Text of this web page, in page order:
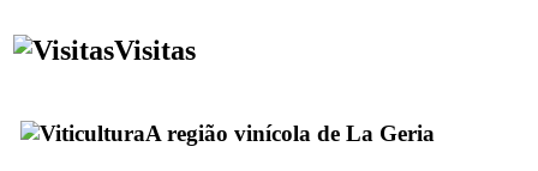
Visitas
A região vinícola de La Geria